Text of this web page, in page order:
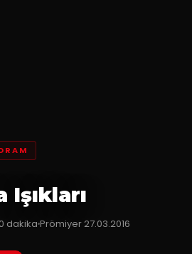
Işıkları
dakikaPrömiyer27.03.2016